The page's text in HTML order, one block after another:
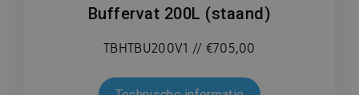
Buffervat 200L (staand)
TBHTBU200V1 // €705,00